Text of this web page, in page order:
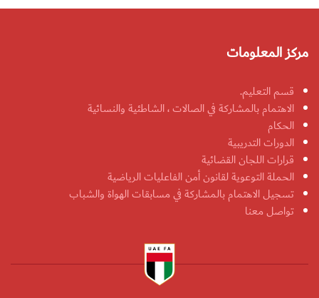
مركز المعلومات
قسم التعليم.
الاهتمام بالمشاركة في الصالات ، الشاطئية والنسائية
الحكام
الدورات التدريبية
قرارات اللجان القضائية
الحملة التوعوية لقانون أمن الفاعليات الرياضية
تسجيل الاهتمام بالمشاركة في مسابقات الهواة والشباب
تواصل معنا